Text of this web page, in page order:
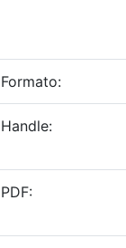
Formato:
Handle:
PDF: